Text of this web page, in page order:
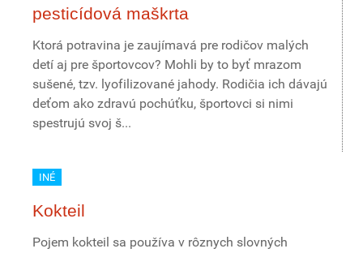
pesticídová maškrta
Ktorá potravina je zaujímavá pre rodičov malých
detí aj pre športovcov? Mohli by to byť mrazom
sušené, tzv. lyofilizované jahody. Rodičia ich dávajú
deťom ako zdravú pochúťku, športovci si nimi
spestrujú svoj š...
INÉ
Kokteil
Pojem kokteil sa používa v rôznych slovných